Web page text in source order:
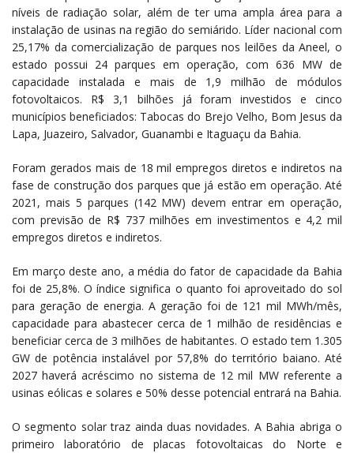
níveis de radiação solar, além de ter uma ampla área para a
instalação de usinas na região do semiárido. Líder nacional com
25,17% da comercialização de parques nos leilões da Aneel, o
estado possui 24 parques em operação, com 636 MW de
capacidade instalada e mais de 1,9 milhão de módulos
fotovoltaicos. R$ 3,1 bilhões já foram investidos e cinco
municípios beneficiados: Tabocas do Brejo Velho, Bom Jesus da
Lapa, Juazeiro, Salvador, Guanambi e Itaguaçu da Bahia.
Foram gerados mais de 18 mil empregos diretos e indiretos na
fase de construção dos parques que já estão em operação. Até
2021, mais 5 parques (142 MW) devem entrar em operação,
com previsão de R$ 737 milhões em investimentos e 4,2 mil
empregos diretos e indiretos.
Em março deste ano, a média do fator de capacidade da Bahia
foi de 25,8%. O índice significa o quanto foi aproveitado do sol
para geração de energia. A geração foi de 121 mil MWh/mês,
capacidade para abastecer cerca de 1 milhão de residências e
beneficiar cerca de 3 milhões de habitantes. O estado tem 1.305
GW de potência instalável por 57,8% do território baiano. Até
2027 haverá acréscimo no sistema de 12 mil MW referente a
usinas eólicas e solares e 50% desse potencial entrará na Bahia.
O segmento solar traz ainda duas novidades. A Bahia abriga o
primeiro laboratório de placas fotovoltaicas do Norte e